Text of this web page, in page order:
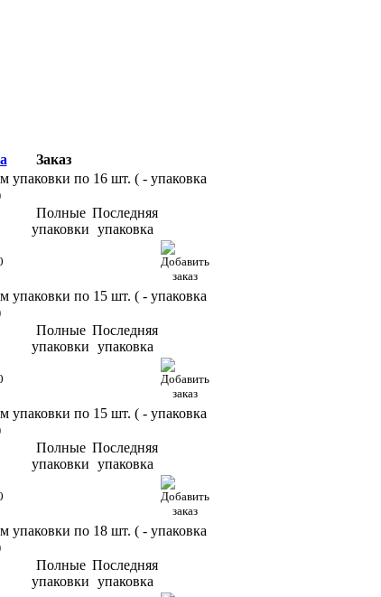
Заказ
упаковки по 16 шт. ( - упаковка
Полные
упаковки
Последняя
упаковка
упаковки по 15 шт. ( - упаковка
Полные
упаковки
Последняя
упаковка
упаковки по 15 шт. ( - упаковка
Полные
упаковки
Последняя
упаковка
упаковки по 18 шт. ( - упаковка
Полные
упаковки
Последняя
упаковка